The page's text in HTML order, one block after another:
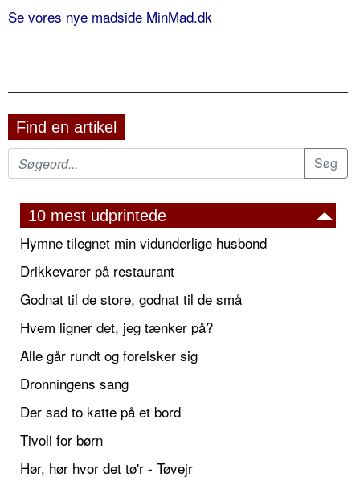
Se vores nye madside MinMad.dk
Find en artikel
10 mest udprintede
Hymne tilegnet min vidunderlige husbond
Drikkevarer på restaurant
Godnat til de store, godnat til de små
Hvem ligner det, jeg tænker på?
Alle går rundt og forelsker sig
Dronningens sang
Der sad to katte på et bord
Tivoli for børn
Hør, hør hvor det tø'r - Tøvejr